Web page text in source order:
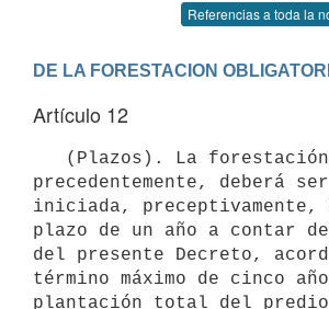
Referencias a toda la
DE LA FORESTACION
Artículo 12
precedentemente, deberá ser
iniciada, preceptivamente,
plazo de un año a contar
del presente Decreto,
término máximo de cinco
plantación total del predio.